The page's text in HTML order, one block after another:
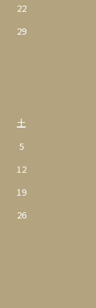
22
29
土
5
12
19
26